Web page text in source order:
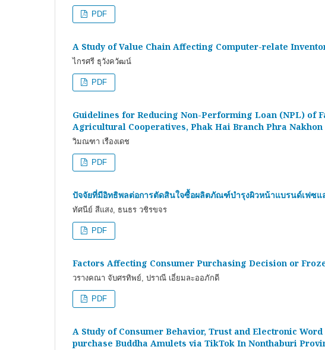
PDF
A Study of Value Chain Affecting Computer-relate
ไกรศรี ธุวังควัฒน์
PDF
Guidelines for Reducing Non-Performing Loan (NPL) of
Agricultural Cooperatives, Phak Hai Branch Phra Nakhon
วิมณฑา เรืองเดช
PDF
ปัจจัยที่มีอิทธิพลต่อการตัดสินใจซื้อผลิตภัณฑ์บำรุงผิวหน้าแบรนด์เฟซ
ทัศนีย์ สีแสง, ธนธร วชิรขจร
PDF
Factors Affecting Consumer Purchasing Decision or
วรางคณา จับศรทิพย์, ปราณี เอี่ยมละออภักดี
PDF
A Study of Consumer Behavior, Trust and Electronic
purchase Buddha Amulets via TikTok In Nonthaburi